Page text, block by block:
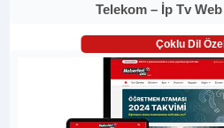
Telekom – İp Tv
Çoklu Dil